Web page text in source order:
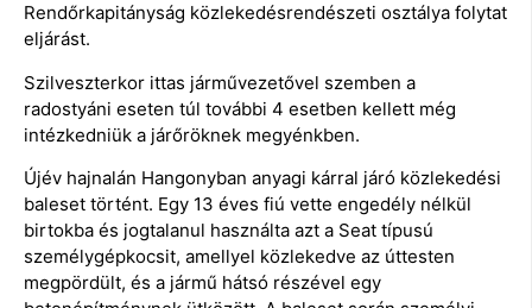
Rendőrkapitányság közlekedésrendészeti osztálya folytat
eljárást.
Szilveszterkor ittas járművezetővel szemben a
radostyáni eseten túl további 4 esetben kellett még
intézkedniük a járőröknek megyénkben.
Újév hajnalán Hangonyban anyagi kárral járó közlekedési
baleset történt. Egy 13 éves fiú vette engedély nélkül
birtokba és jogtalanul használta azt a Seat típusú
személygépkocsit, amellyel közlekedve az úttesten
megpördült, és a jármű hátsó részével egy